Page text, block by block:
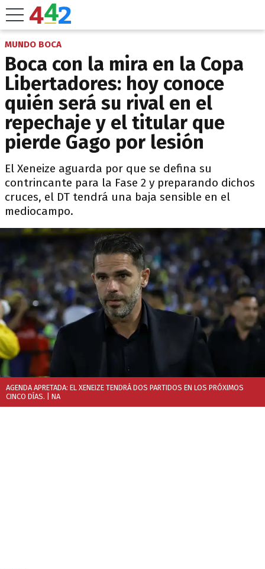
MUNDO BOCA
Boca con la mira en la Copa
Libertadores: hoy conoce
quién será su rival en el
repechaje y el titular que
pierde Gago por lesión
El Xeneize aguarda por que se defina su
contrincante para la Fase 2 y preparando dichos
cruces, el DT tendrá una baja sensible en el
mediocampo.
AGENDA APRETADA: EL XENEIZE TENDRÁ DOS PARTIDOS EN LOS PRÓXIMOS
CINCO DÍAS. | NA